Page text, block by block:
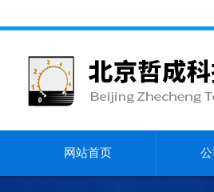
网站首页